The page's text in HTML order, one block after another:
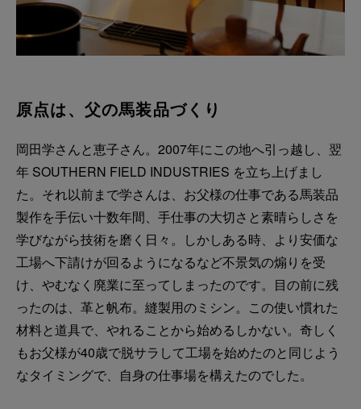
原点は、父の馬装品づくり
岡田学さんと恵子さん。2007年にこの地へ引っ越し、翌
年 SOUTHERN FIELD INDUSTRIES を立ち上げまし
た。それ以前まで学さんは、お父様の仕事である馬装品
製作を手伝い十数年間、手仕事の大切さと素晴らしさを
学びながら技術を磨く日々。しかしある時、より安価な
工場へ下請けが回るようになるなど不景気の煽りを受
け、やむなく廃業に至ってしまったのです。目の前に残
ったのは、革と帆布。縫製用のミシン。この使い慣れた
材料と道具で、やれることから始めるしかない。奇しく
もお父様が40歳で脱サラして工場を始めたのと同じよう
なタイミングで、自身の仕事場を構えたのでした。